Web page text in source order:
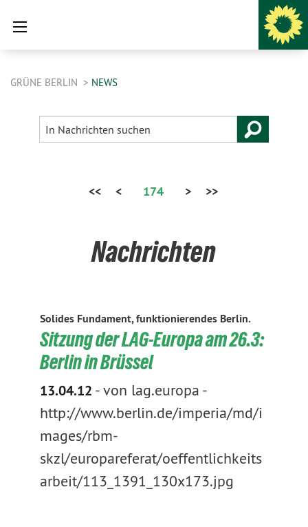
GRÜNE BERLIN NEWS
<< < 174 > >>
Nachrichten
Solides Fundament, funktionierendes Berlin.
Sitzung der LAG-Europa am 26.3:
Berlin in Brüssel
13.04.12 -von lag.europa -
http://www.berlin.de/imperia/md/i
mages/rbm-
skzl/europareferat/oeffentlichkeits
arbeit/113_1391_130x173.jpg